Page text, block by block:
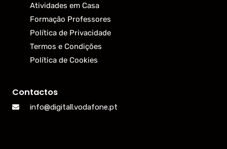
Atividades em Casa
Formação Professores
Política de Privacidade
Termos e Condições
Política de Cookies
Contactos
info@digitall.vodafone.pt